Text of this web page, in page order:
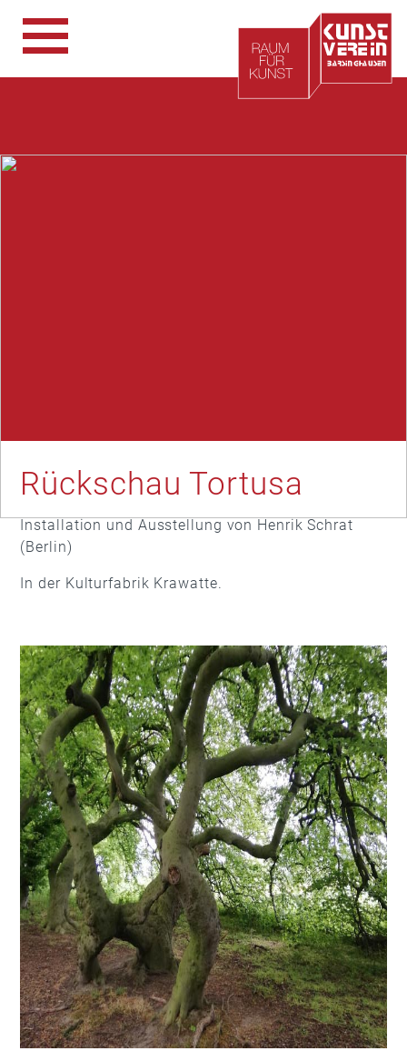
Rückschau Tortusa
Installation und Ausstellung von Henrik Schrat
(Berlin)
In der Kulturfabrik Krawatte.